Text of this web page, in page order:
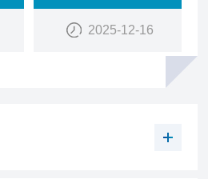
2025-12-16